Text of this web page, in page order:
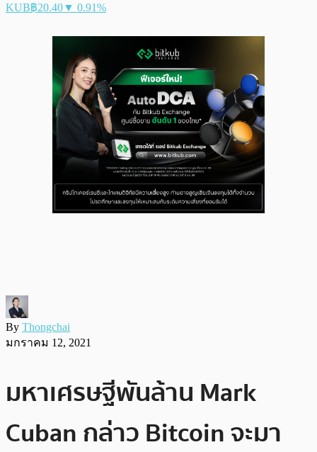
KUB฿20.40▼ 0.91%
By Thongchai
มกราคม 12, 2021
มหาเศรษฐีพันล้าน Mark
Cuban กล่าว Bitcoin จะมา